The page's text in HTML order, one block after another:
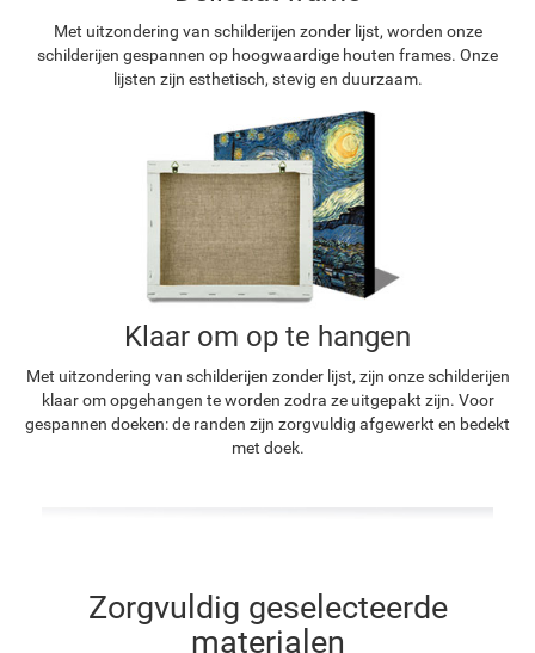
Met uitzondering van schilderijen zonder lijst, worden onze
schilderijen gespannen op hoogwaardige houten frames. Onze
lijsten zijn esthetisch, stevig en duurzaam.
Klaar om op te hangen
Met uitzondering van schilderijen zonder lijst, zijn onze schilderijen
klaar om opgehangen te worden zodra ze uitgepakt zijn. Voor
gespannen doeken: de randen zijn zorgvuldig afgewerkt en bedekt
met doek.
Zorgvuldig geselecteerde
materialen